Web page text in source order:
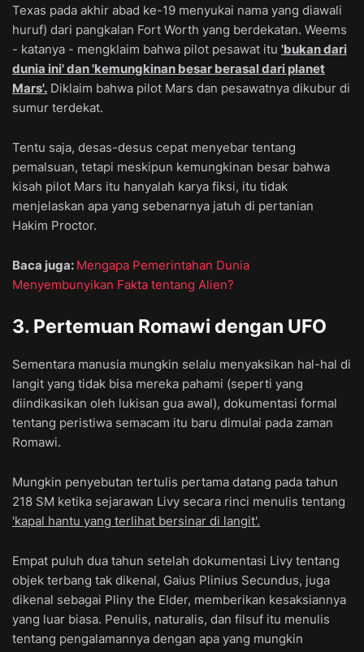
Texas pada akhir abad ke-19 menyukai nama yang diawali
huruf) dari pangkalan Fort Worth yang berdekatan. Weems
- katanya - mengklaim bahwa pilot pesawat itu 'bukan dari
dunia ini' dan 'kemungkinan besar berasal dari planet
Mars'. Diklaim bahwa pilot Mars dan pesawatnya dikubur di
sumur terdekat.
Tentu saja, desas-desus cepat menyebar tentang
pemalsuan, tetapi meskipun kemungkinan besar bahwa
kisah pilot Mars itu hanyalah karya fiksi, itu tidak
menjelaskan apa yang sebenarnya jatuh di pertanian
Hakim Proctor.
Baca juga: Mengapa Pemerintahan Dunia
Menyembunyikan Fakta tentang Alien?
3. Pertemuan Romawi dengan UFO
Sementara manusia mungkin selalu menyaksikan hal-hal di
langit yang tidak bisa mereka pahami (seperti yang
diindikasikan oleh lukisan gua awal), dokumentasi formal
tentang peristiwa semacam itu baru dimulai pada zaman
Romawi.
Mungkin penyebutan tertulis pertama datang pada tahun
218 SM ketika sejarawan Livy secara rinci menulis tentang
'kapal hantu yang terlihat bersinar di langit'.
Empat puluh dua tahun setelah dokumentasi Livy tentang
objek terbang tak dikenal, Gaius Plinius Secundus, juga
dikenal sebagai Pliny the Elder, memberikan kesaksiannya
yang luar biasa. Penulis, naturalis, dan filsuf itu menulis
tentang pengalamannya dengan apa yang mungkin